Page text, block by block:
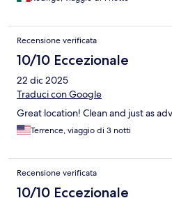
Recensione verificata
10/10 Eccezionale
22 dic 2025
Traduci con Google
Great location! Clean and just as
Terrence, viaggio di 3 notti
Recensione verificata
10/10 Eccezionale